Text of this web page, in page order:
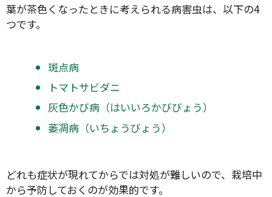
葉が茶色くなったときに考えられる病害虫は、以下の4
つです。
斑点病
トマトサビダニ
灰色かび病（はいいろかびびょう）
萎凋病（いちょうびょう）
どれも症状が現れてからでは対処が難しいので、栽培中
から予防しておくのが効果的です。